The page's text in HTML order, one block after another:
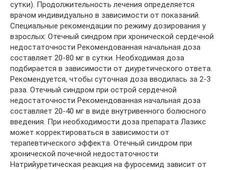
сутки). Продолжительность лечения определяется
врачом индивидуально в зависимости от показаний.
Специальные рекомендации по режиму дозирования у
взрослых: Отечный синдром при хронической сердечной
недостаточности Рекомендованная начальная доза
составляет 20-80 мг в сутки. Необходимая доза
подбирается в зависимости от диуретического ответа.
Рекомендуется, чтобы суточная доза вводилась за 2-3
раза. Отечный синдром при острой сердечной
недостаточности Рекомендованная начальная доза
составляет 20-40 мг в виде внутривенного болюсного
введения. При необходимости доза препарата Лазикс
может корректироваться в зависимости от
терапевтического эффекта. Отечный синдром при
хронической почечной недостаточности
Натрийуретическая реакция на фуросемид зависит от